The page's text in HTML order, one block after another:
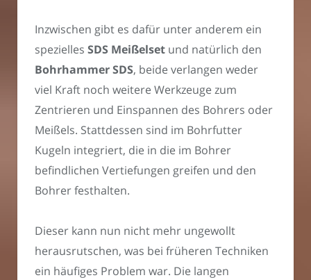
Inzwischen gibt es dafür unter anderem ein
spezielles SDS Meißelset und natürlich den
Bohrhammer SDS, beide verlangen weder
viel Kraft noch weitere Werkzeuge zum
Zentrieren und Einspannen des Bohrers oder
Meißels. Stattdessen sind im Bohrfutter
Kugeln integriert, die in die im Bohrer
befindlichen Vertiefungen greifen und den
Bohrer festhalten.
Dieser kann nun nicht mehr ungewollt
herausrutschen, was bei früheren Techniken
ein häufiges Problem war. Die langen